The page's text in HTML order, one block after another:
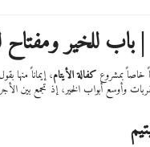
| باب للخير ومفتاح
خاصاً بمشروع كفالة الأيتام، إيماناً منها
وأوسع أبواب الخير، إذ تجمع بين